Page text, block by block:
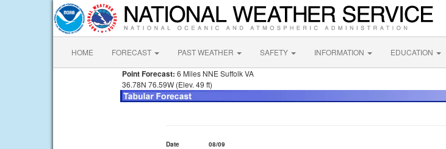
HOME FORECAST PAST WEATHER SAFETY INFORMATION EDUCATION
Point Forecast: 6 Miles NNE Suffolk VA
36.78N 76.59W (Elev. 49 ft)
Date 08/09